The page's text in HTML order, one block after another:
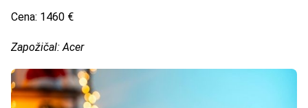
Cena: 1460 €
Zapožičal:Acer